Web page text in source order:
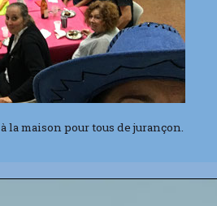
la maison pour tous de jurançon.